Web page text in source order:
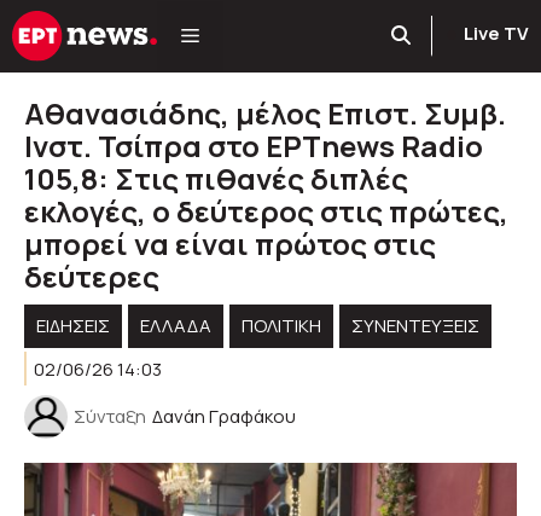
Μετάβαση
σε
Live TV
Αθανασιάδης, μέλος Επιστ. Συμβ.
Ινστ. Τσίπρα στο ΕΡΤnews Radio
105,8: Στις πιθανές διπλές
εκλογές, ο δεύτερος στις πρώτες,
μπορεί να είναι πρώτος στις
δεύτερες
ΕΙΔΗΣΕΙΣ ΕΛΛΑΔΑ ΠΟΛΙΤΙΚΉ
ΣΥΝΕΝΤΕΥΞΕΙΣ
02/06/26 14:03
Σύνταξη Δανάη Γραφάκου